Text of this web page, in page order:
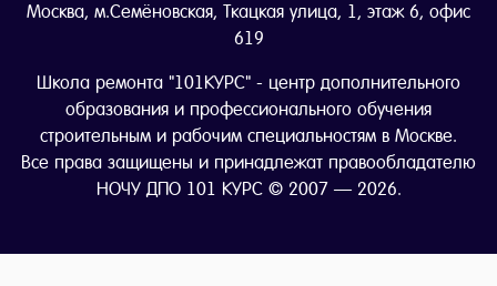
Москва, м.Семёновская, Ткацкая улица, 1, этаж 6, офис
619
Школа ремонта "101КУРС" - центр дополнительного
образования и профессионального обучения
строительным и рабочим специальностям в Москве.
Все права защищены и принадлежат правообладателю
НОЧУ ДПО 101 КУРС © 2007 — 2026.